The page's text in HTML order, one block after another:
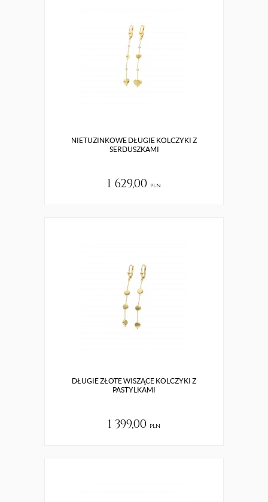
NIETUZINKOWE DŁUGIE KOLCZYKI Z
SERDUSZKAMI
1 629,00 pln
DŁUGIE ZŁOTE WISZĄCE KOLCZYKI Z
PASTYLKAMI
1 399,00 pln